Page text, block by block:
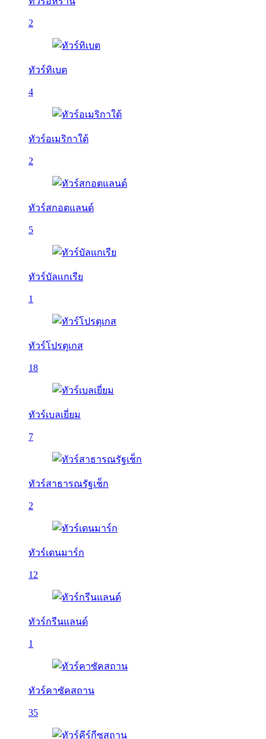
2
ทัวร์ทิเบต
4
ทัวร์อเมริกาใต้
2
ทัวร์สกอตแลนด์
5
ทัวร์บัลเเกเรีย
1
ทัวร์โปรตุเกส
18
ทัวร์เบลเยี่ยม
7
ทัวร์สาธารณรัฐเช็ก
2
ทัวร์เดนมาร์ก
12
ทัวร์กรีนแลนด์
1
ทัวร์คาซัคสถาน
35